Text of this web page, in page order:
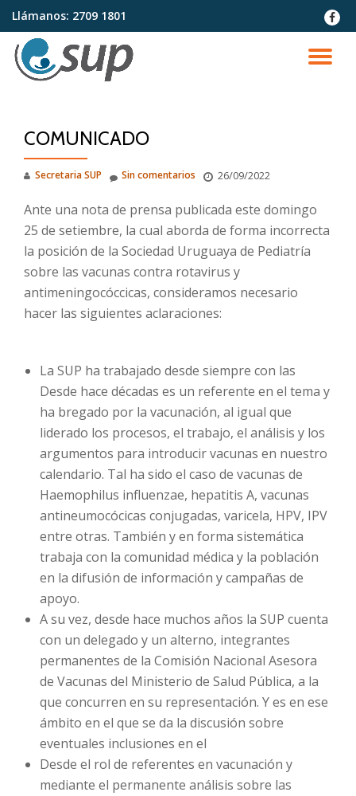
Saltar
contenido
Llámanos: 2709 1801
fa-
COMUNICADO
Secretaria SUP 26/09/2022
Sin comentarios
Ante una nota de prensa publicada este domingo
25 de setiembre, la cual aborda de forma incorrecta
la posición de la Sociedad Uruguaya de Pediatría
sobre las vacunas contra rotavirus y
antimeningocóccicas, consideramos necesario
hacer las siguientes aclaraciones:
La SUP ha trabajado desde siempre con las
Desde hace décadas es un referente en el tema y
ha bregado por la vacunación, al igual que
liderado los procesos, el trabajo, el análisis y los
argumentos para introducir vacunas en nuestro
calendario. Tal ha sido el caso de vacunas de
Haemophilus influenzae, hepatitis A, vacunas
antineumocócicas conjugadas, varicela, HPV, IPV
entre otras. También y en forma sistemática
trabaja con la comunidad médica y la población
en la difusión de información y campañas de
apoyo.
A su vez, desde hace muchos años la SUP cuenta
con un delegado y un alterno, integrantes
permanentes de la Comisión Nacional Asesora
de Vacunas del Ministerio de Salud Pública, a la
que concurren en su representación. Y es en ese
ámbito en el que se da la discusión sobre
eventuales inclusiones en el
Desde el rol de referentes en vacunación y
mediante el permanente análisis sobre las